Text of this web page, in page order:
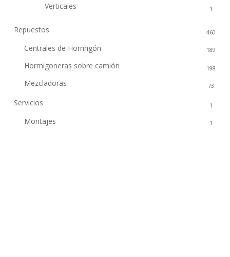
Verticales 1
Repuestos 460
Centrales de Hormigón 189
Hormigoneras sobre camión 198
Mezcladoras 73
Servicios 1
Montajes 1